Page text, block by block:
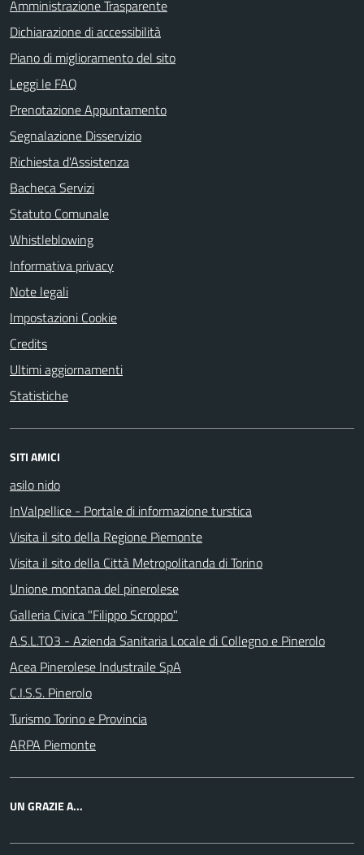
Amministrazione Trasparente
Dichiarazione di accessibilità
Piano di miglioramento del sito
Leggi le FAQ
Prenotazione Appuntamento
Segnalazione Disservizio
Richiesta d'Assistenza
Bacheca Servizi
Statuto Comunale
Whistleblowing
Informativa privacy
Note legali
Impostazioni Cookie
Credits
Ultimi aggiornamenti
Statistiche
SITI AMICI
asilo nido
InValpellice - Portale di informazione turstica
Visita il sito della Regione Piemonte
Visita il sito della Città Metropolitanda di Torino
Unione montana del pinerolese
Galleria Civica "Filippo Scroppo"
A.S.L.TO3 - Azienda Sanitaria Locale di Collegno e Pinerolo
Acea Pinerolese Industraile SpA
C.I.S.S. Pinerolo
Turismo Torino e Provincia
ARPA Piemonte
UN GRAZIE A...